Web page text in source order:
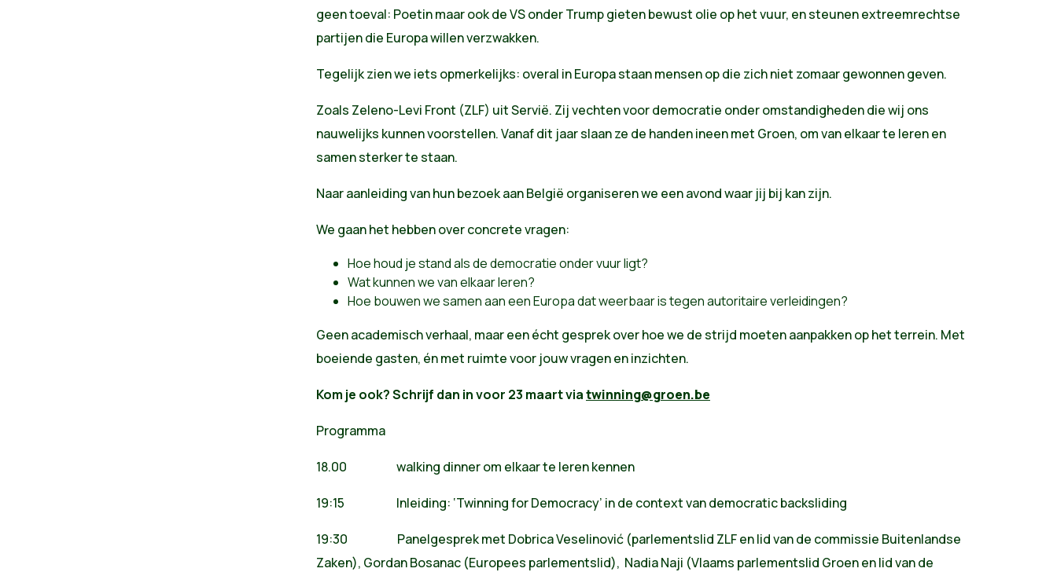
geen toeval: Poetin maar ook de VS onder Trump gieten bewust olie op het vuur, en steunen extreemrechtse
partijen die Europa willen verzwakken.
Tegelijk zien we iets opmerkelijks: overal in Europa staan mensen op die zich niet zomaar gewonnen geven.
Zoals Zeleno-Levi Front (ZLF) uit Servië. Zij vechten voor democratie onder omstandigheden die wij ons
nauwelijks kunnen voorstellen. Vanaf dit jaar slaan ze de handen ineen met Groen, om van elkaar te leren en
samen sterker te staan.
Naar aanleiding van hun bezoek aan België organiseren we een avond waar jij bij kan zijn.
We gaan het hebben over concrete vragen:
Hoe houd je stand als de democratie onder vuur ligt?
Wat kunnen we van elkaar leren?
Hoe bouwen we samen aan een Europa dat weerbaar is tegen autoritaire verleidingen?
Geen academisch verhaal, maar een écht gesprek over hoe we de strijd moeten aanpakken op het terrein. Met
boeiende gasten, én met ruimte voor jouw vragen en inzichten.
Kom je ook? Schrijf dan in voor 23 maart viatwinning@groen.be
Programma
18.00 walking dinner om elkaar te leren kennen
19:15 Inleiding: ‘Twinning for Democracy’ in de context van democratic backsliding
19:30 Panelgesprek met Dobrica Veselinović (parlementslid ZLF en lid van de commissie Buitenlandse
Zaken), Gordan Bosanac (Europees parlementslid), Nadia Naji (Vlaams parlementslid Groen en lid van de